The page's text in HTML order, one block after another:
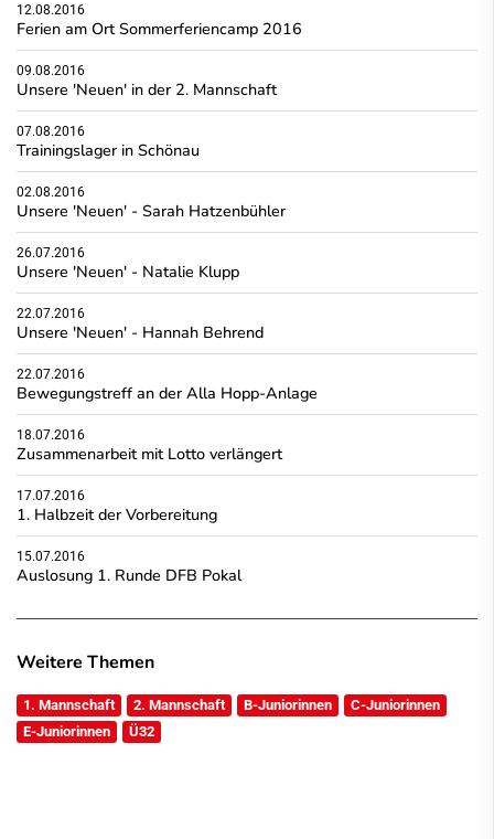
12.08.2016
Ferien am Ort Sommerferiencamp 2016
09.08.2016
Unsere 'Neuen' in der 2. Mannschaft
07.08.2016
Trainingslager in Schönau
02.08.2016
Unsere 'Neuen' - Sarah Hatzenbühler
26.07.2016
Unsere 'Neuen' - Natalie Klupp
22.07.2016
Unsere 'Neuen' - Hannah Behrend
22.07.2016
Bewegungstreff an der Alla Hopp-Anlage
18.07.2016
Zusammenarbeit mit Lotto verlängert
17.07.2016
1. Halbzeit der Vorbereitung
15.07.2016
Auslosung 1. Runde DFB Pokal
Weitere Themen
1. Mannschaft 2. Mannschaft B-Juniorinnen
C-Juniorinnen
E-Juniorinnen
Ü32